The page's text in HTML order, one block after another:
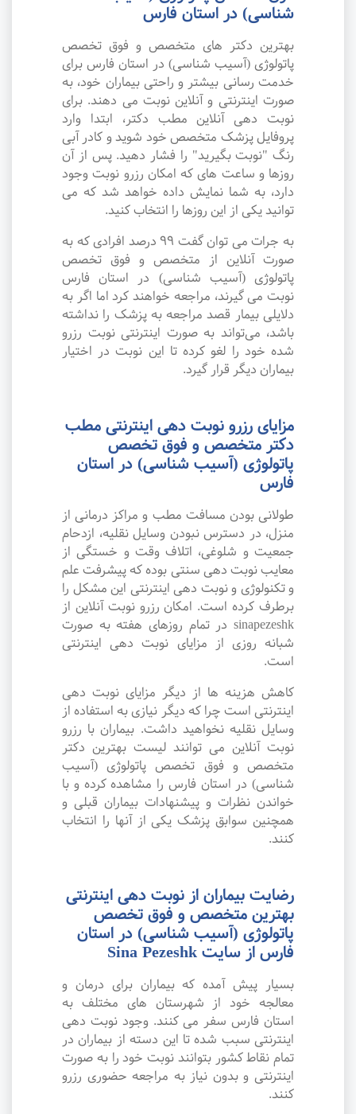
شناسی) در استان فارس
بهترین دکتر های متخصص و فوق تخصص
پاتولوژی (آسیب شناسی) در استان فارس برای
خدمت رسانی بیشتر و راحتی بیماران خود، به
صورت اینترنتی و آنلاین نوبت می دهند. برای
نوبت دهی آنلاین مطب دکتر، ابتدا وارد
پروفایل پزشک متخصص خود شوید و کادر آبی
رنگ "نوبت بگیرید" را فشار دهید. پس از آن
روزها و ساعت های که امکان رزرو نوبت وجود
دارد، به شما نمایش داده خواهد شد که می
توانید یکی از این روزها را انتخاب کنید.
به جرات می‌ توان گفت ۹۹ درصد افرادی که به
صورت آنلاین از متخصص و فوق تخصص
پاتولوژی (آسیب شناسی) در استان فارس
نوبت می گیرند، مراجعه خواهند کرد اما اگر به
دلایلی بیمار قصد مراجعه به پزشک را نداشته
باشد، می‌تواند به صورت اینترنتی نوبت رزرو
شده خود را لغو کرده تا این نوبت در اختیار
بیماران دیگر قرار گیرد.
مزایای رزرو نوبت دهی اینترنتی مطب
دکتر متخصص و فوق تخصص
پاتولوژی (آسیب شناسی) در استان
فارس
طولانی بودن مسافت مطب و مراکز درمانی از
منزل، در دسترس نبودن وسایل نقلیه، ازدحام
جمعیت و شلوغی، اتلاف وقت و خستگی از
معایب نوبت دهی سنتی بوده که پیشرفت علم
و تکنولوژی و نوبت دهی اینترنتی این مشکل را
برطرف کرده است. امکان رزرو نوبت آنلاین از
sinapezeshk در تمام روزهای هفته به صورت
شبانه روزی از مزایای نوبت دهی اینترنتی
است.
کاهش هزینه ها از دیگر مزایای نوبت دهی
اینترنتی است چرا که دیگر نیازی به استفاده از
وسایل نقلیه نخواهید داشت. بیماران با رزرو
نوبت آنلاین می توانند لیست بهترین دکتر
متخصص و فوق تخصص پاتولوژی (آسیب
شناسی) در استان فارس را مشاهده کرده و با
خواندن نظرات و پیشنهادات بیماران قبلی و
همچنین سوابق پزشک یکی از آنها را انتخاب
کنند.
رضایت بیماران از نوبت دهی اینترنتی
بهترین متخصص و فوق تخصص
پاتولوژی (آسیب شناسی) در استان
فارس از سایت Sina Pezeshk
بسیار پیش آمده که بیماران برای درمان و
معالجه خود از شهرستان های مختلف به
استان فارس سفر می کنند. وجود نوبت دهی
اینترنتی سبب شده تا این دسته از بیماران در
تمام نقاط کشور بتوانند نوبت خود را به صورت
اینترنتی و بدون نیاز به مراجعه حضوری رزرو
کنند.